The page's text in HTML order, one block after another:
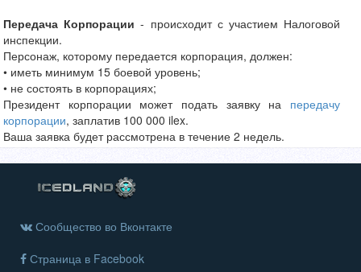
Передача Корпорации - происходит с участием Налоговой
инспекции.
Персонаж, которому передается корпорация, должен:
• иметь минимум 15 боевой уровень;
• не состоять в корпорациях;
Президент корпорации может подать заявку на передачу
корпорации, заплатив 100 000 ilex.
Ваша заявка будет рассмотрена в течение 2 недель.
Сообщество во Вконтакте
Страница в Facebook